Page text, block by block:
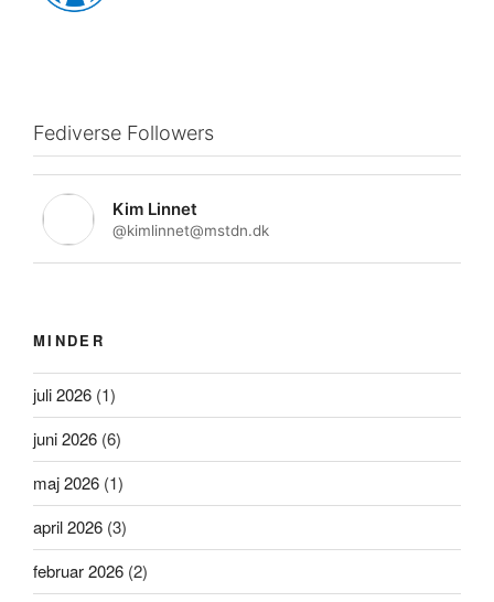
Fediverse Followers
Kim Linnet
@kimlinnet@mstdn.dk
MINDER
juli 2026 (1)
juni 2026 (6)
maj 2026 (1)
april 2026 (3)
februar 2026 (2)